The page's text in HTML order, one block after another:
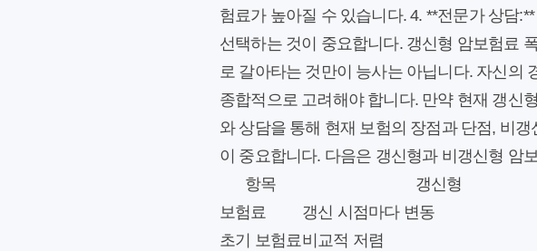
험료가 높아질 수 있습니다. 4. **전문가 상담
선택하는 것이 중요합니다. 갱신형 암보험료
로 갈아타는 것만이 능사는 아닙니다. 자신의
종합적으로 고려해야 합니다. 만약 현재 갱신
와 상담을 통해 현재 보험의 장점과 단점, 비
이 중요합니다. 다음은 갱신형과 비갱신형 암
항목
갱신형
보험료
갱신 시점마다 변동
초기 보험료비교적 저렴